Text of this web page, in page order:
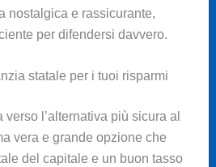
nostalgica e rassicurante,
per difendersi davvero.
statale per i tuoi risparmi
l’alternativa più sicura al
vera e grande opzione che
del capitale e un buon tasso